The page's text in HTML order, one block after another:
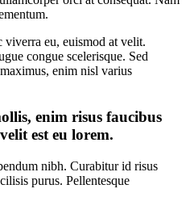
viverra eu, euismod at velit.
congue scelerisque. Sed
enim nisl varius
enim risus faucibus
est eu lorem.
nibh. Curabitur id risus
purus. Pellentesque